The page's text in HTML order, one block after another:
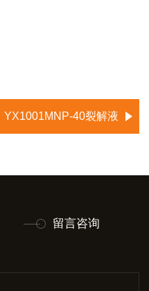
YX1001MNP-40裂解液
留言咨询